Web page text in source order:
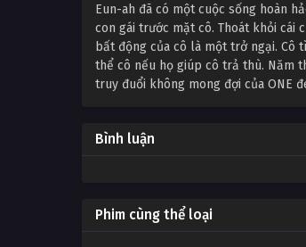
Eun-ah đã có một cuộc sống hoàn
con gái trước mặt cô. Thoát khỏi cái
bất động của cô là một trở ngại. Cô
thể cô nếu họ giúp cô trả thù. Năm
truy đuổi không mong đợi của ONE
Bình luận
Phim cùng thể loại